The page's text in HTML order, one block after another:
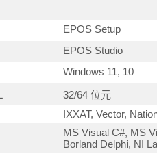
EPOS Setup
EPOS Studio
Windows 11, 10
32/64 位元
IXXAT, Vector,
MS Visual C#, MS
Borland Delphi, NI